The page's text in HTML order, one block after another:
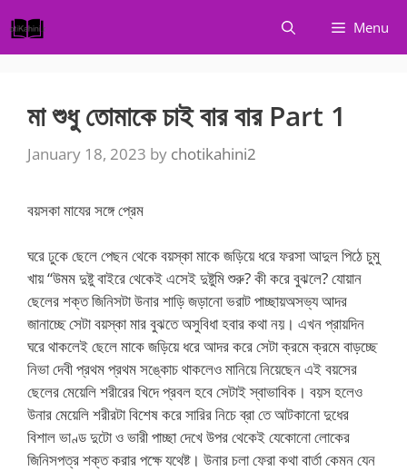
to
content
Menu
মা শুধু তোমাকে চাই বার বার Part 1
January 18, 2023 by chotikahini2
বয়সকা মাযের সঙ্গে প্রেম
ঘরে ঢুকে ছেলে পেছন থেকে বয়স্কা মাকে জড়িয়ে ধরে ফরসা আদুল পিঠে চুমু
খায় “উমম দুষ্টু বাইরে থেকেই এসেই দুষ্টুমি শুরু? কী করে বুঝলে? যোয়ান
ছেলের শক্ত জিনিসটা উনার শাড়ি জড়ানো ভরাট পাচ্ছায়অসভ্য আদর
জানাচ্ছে সেটা বয়স্কা মার বুঝতে অসুবিধা হবার কথা নয়। এখন প্রায়দিন
ঘরে থাকলেই ছেলে মাকে জড়িয়ে ধরে আদর করে সেটা ক্রমে ক্রমে বাড়চ্ছে
নিভা দেবী প্রথম প্রথম সঙ্কোচ থাকলেও মানিয়ে নিয়েছেন এই বয়সের
ছেলের মেয়েলি শরীরের খিদে প্রবল হবে সেটাই স্বাভাবিক। বয়স হলেও
উনার মেয়েলি শরীরটা বিশেষ করে সারির নিচে ব্রা তে আটকানো দুধের
বিশাল ভাণ্ড দুটো ও ভারী পাচ্ছা দেখে উপর থেকেই যেকোনো লোকের
জিনিসপত্র শক্ত করার পক্ষে যথেষ্ট। উনার চলা ফেরা কথা বার্তা কেমন যেন